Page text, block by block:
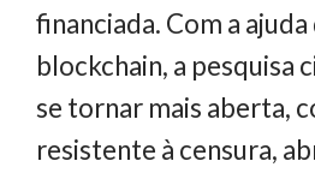
financiada. Com a
blockchain, a pesquisa
se tornar mais aberta,
resistente à censura,